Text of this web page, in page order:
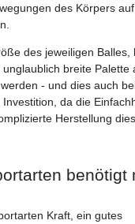
des Körpers
des jeweiligen Balles,
breite Palette
- und dies auch
da die
Herstellung
benötigt
Kraft, ein gutes